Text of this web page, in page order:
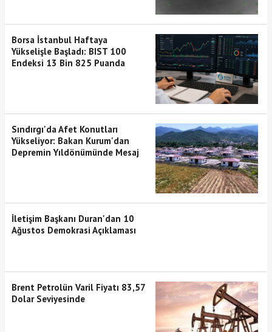
Borsa İstanbul Haftaya
Yükselişle Başladı: BIST 100
Endeksi 13 Bin 825 Puanda
Sındırgı'da Afet Konutları
Yükseliyor: Bakan Kurum'dan
Depremin Yıldönümünde Mesaj
İletişim Başkanı Duran'dan 10
Ağustos Demokrasi Açıklaması
Brent Petrolün Varil Fiyatı 83,57
Dolar Seviyesinde